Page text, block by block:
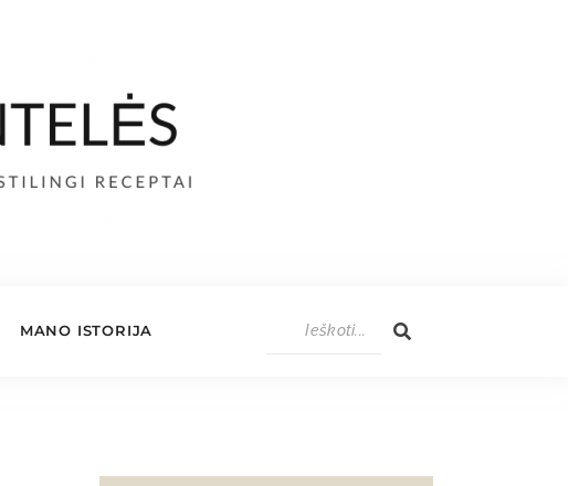
MANO ISTORIJA